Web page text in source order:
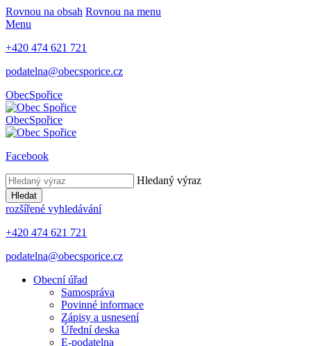
Rovnou na obsah Rovnou na menu
Menu
+420 474 621 721
podatelna@obecsporice.cz
ObecSpořice
ObecSpořice
Facebook
Hledaný výraz
Hledat
rozšířené vyhledávání
+420 474 621 721
podatelna@obecsporice.cz
Obecní úřad
Samospráva
Povinné informace
Zápisy a usnesení
Úřední deska
E-podatelna